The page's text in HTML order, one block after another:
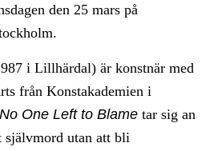
den 25 mars på
i Lillhärdal) är konstnär med
från Konstakademien i
No One Left to Blame tar sig an
självmord utan att bli